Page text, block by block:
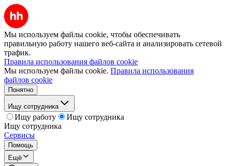
Мы используем файлы cookie, чтобы обеспечивать
правильную работу нашего веб-сайта и анализировать сетевой
трафик.
Правила использования файлов cookie
Мы используем файлы cookie. Правила использования
файлов cookie
Понятно
Ищу сотрудника
Ищу работу
Ищу сотрудника
Ищу сотрудника
Сервисы
Помощь
Ещё